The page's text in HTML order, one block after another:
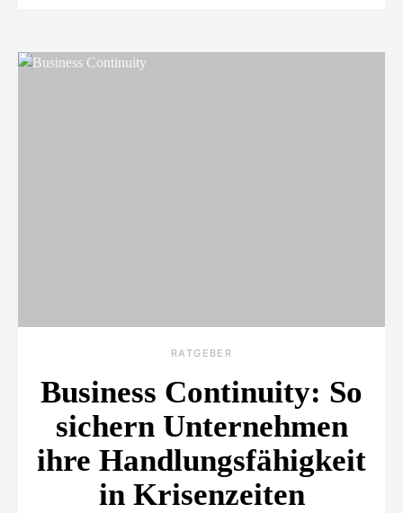
RATGEBER
Business Continuity: So
sichern Unternehmen
ihre Handlungsfähigkeit
in Krisenzeiten